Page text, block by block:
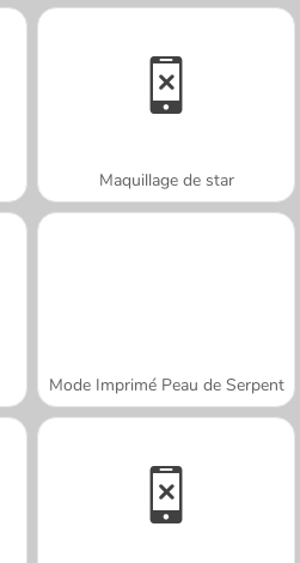
Maquillage de star
Mode Imprimé Peau de Serpent